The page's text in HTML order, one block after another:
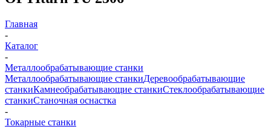
Главная
-
Каталог
-
Металлообрабатывающие станки
Металлообрабатывающие станкиДеревообрабатывающие
станкиКамнеобрабатывающие станкиСтеклообрабатывающие
станкиСтаночная оснастка
-
Токарные станки